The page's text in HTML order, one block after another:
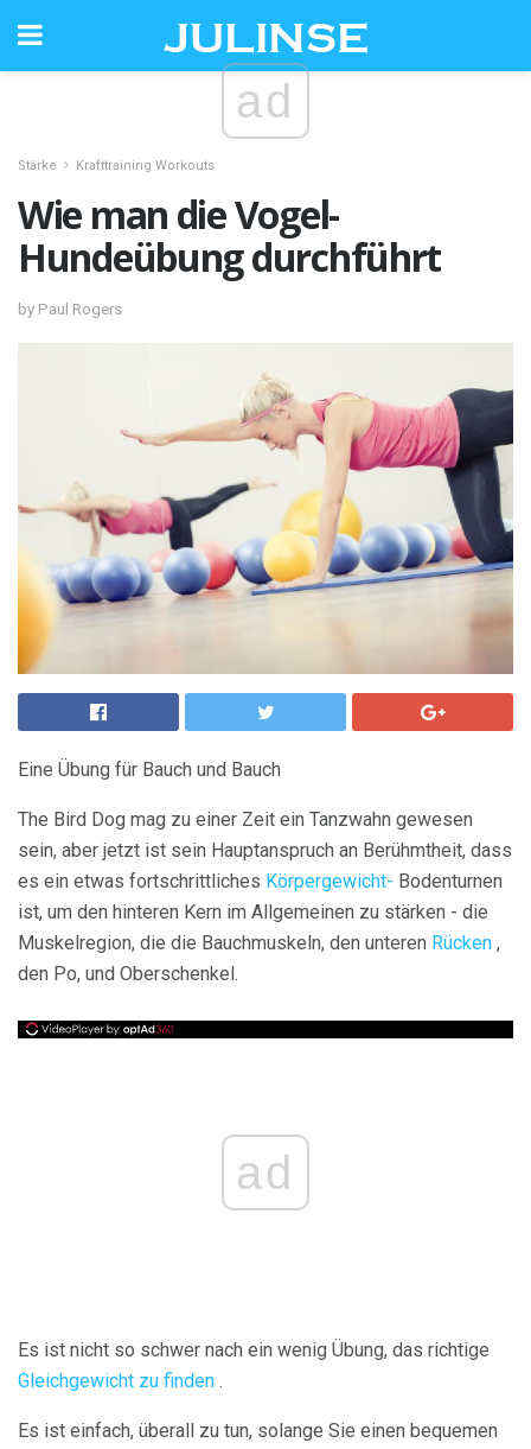
ad
Stärke Krafttraining Workouts
Wie man die Vogel-
Hundeübung durchführt
by Paul Rogers
Eine Übung für Bauch und Bauch
The Bird Dog mag zu einer Zeit ein Tanzwahn gewesen
sein, aber jetzt ist sein Hauptanspruch an Berühmtheit, dass
es ein etwas fortschrittliches Körpergewicht- Bodenturnen
ist, um den hinteren Kern im Allgemeinen zu stärken - die
Muskelregion, die die Bauchmuskeln, den unteren Rücken ,
den Po, und Oberschenkel.
ad
Es ist nicht so schwer nach ein wenig Übung, das richtige
Gleichgewicht zu finden .
Es ist einfach, überall zu tun, solange Sie einen bequemen